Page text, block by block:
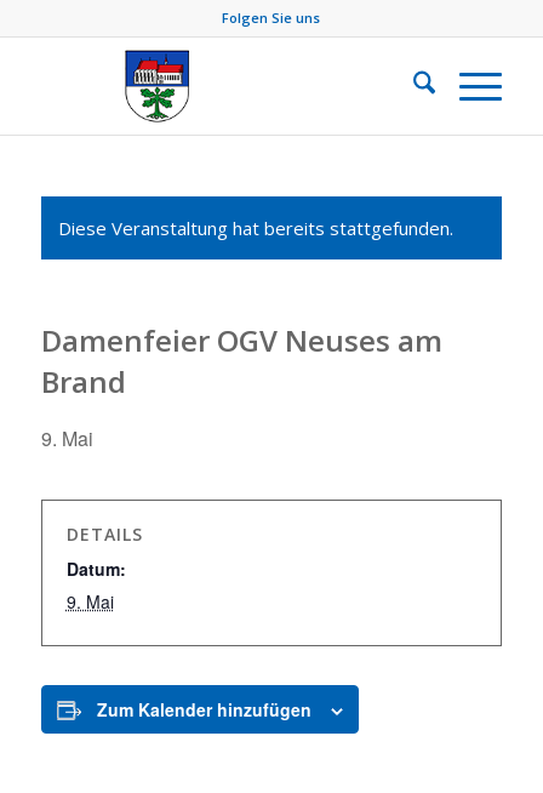
Folgen Sie uns
Diese Veranstaltung hat bereits stattgefunden.
Damenfeier OGV Neuses am
Brand
9. Mai
DETAILS
Datum:
9. Mai
Zum Kalender hinzufügen